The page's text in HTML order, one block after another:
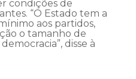
condições de
“O Estado tem a
aos partidos,
o tamanho de
disse à